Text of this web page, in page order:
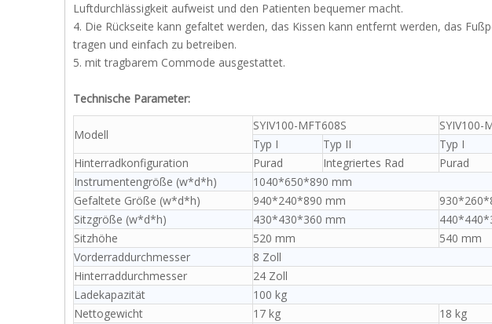
Luftdurchlässigkeit aufweist und den Patienten bequemer macht.
4. Die Rückseite kann gefaltet werden, das Kissen kann entfernt werden, das
tragen und einfach zu betreiben.
5. mit tragbarem Commode ausgestattet.
Technische Parameter:
Modell
SYIV100-MFT608S
SYIV100-
Typ I
Typ II Typ I
Hinterradkonfiguration
Purad Integriertes Rad Purad
Instrumentengröße (w*d*h)
1040*650*890 mm
Gefaltete Größe (w*d*h)
940*240*890 mm
Sitzgröße (w*d*h)
430*430*360 mm
Sitzhöhe
520 mm
540 mm
Vorderraddurchmesser
8 Zoll
Hinterraddurchmesser
24 Zoll
Ladekapazität
100 kg
Nettogewicht
17 kg
18 kg